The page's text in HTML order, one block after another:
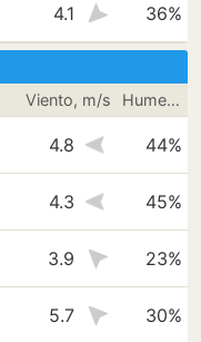
4.1 36%
Viento, m/s Humedad
4.8 44%
4.3 45%
3.9 23%
5.7 30%